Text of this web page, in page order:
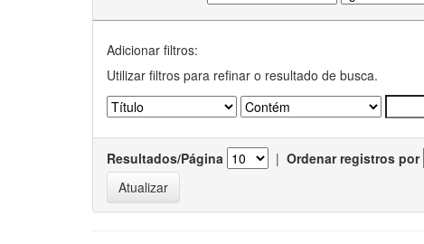
Adicionar filtros:
Utilizar filtros para refinar o resultado de busca.
Resultados/Página | Ordenar registros por